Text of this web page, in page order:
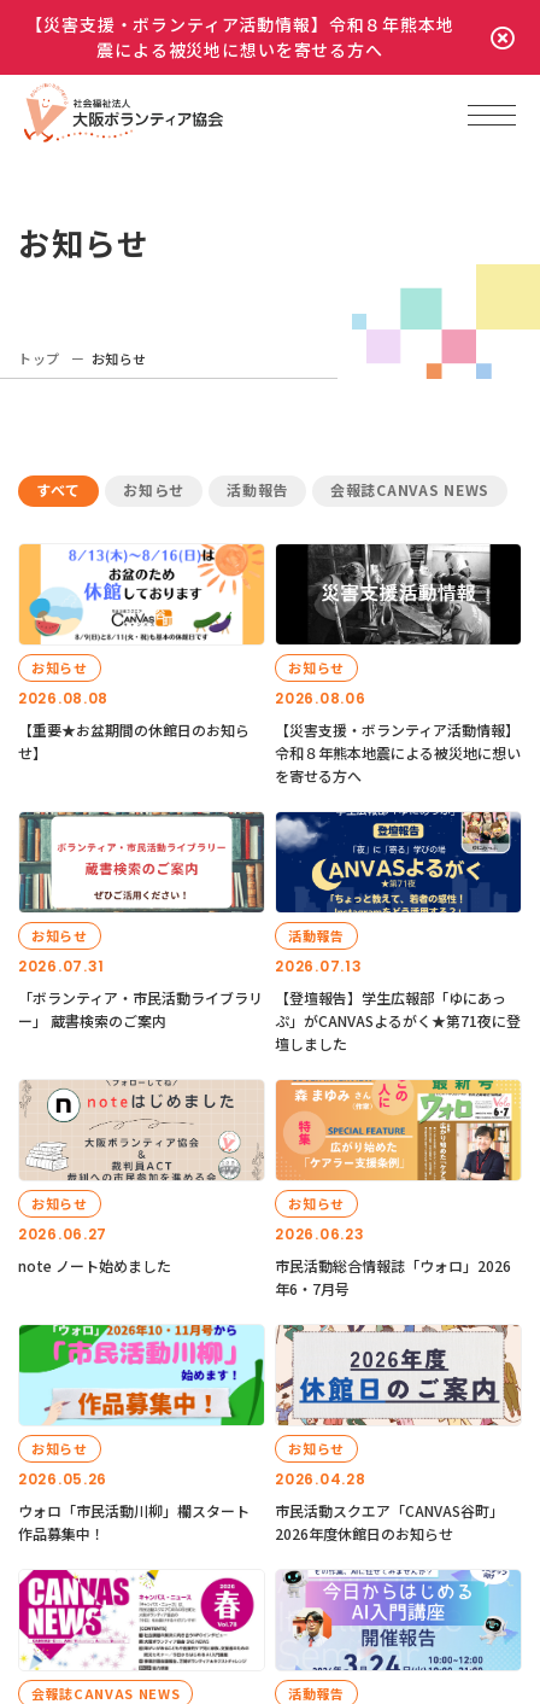
【災害支援・ボランティア活動情報】令和８年熊本地
震による被災地に想いを寄せる方へ
お知らせ
トップ お知らせ
すべて お知らせ 活動報告 会報誌CANVAS NEWS
2026.08.08
お知らせ
【重要★お盆期間の休館日のお知ら
せ】
2026.08.06
お知らせ
【災害支援・ボランティア活動情報】
令和８年熊本地震による被災地に想い
を寄せる方へ
2026.07.31
お知らせ
「ボランティア・市民活動ライブラリ
ー」 蔵書検索のご案内
2026.07.13
活動報告
【登壇報告】学生広報部「ゆにあっ
ぷ」がCANVASよるがく★第71夜に登
壇しました
2026.06.27
お知らせ
note ノート始めました
2026.06.23
お知らせ
市民活動総合情報誌「ウォロ」2026
年6・7月号
2026.05.26
お知らせ
ウォロ「市民活動川柳」欄スタート
作品募集中！
2026.04.28
お知らせ
市民活動スクエア「CANVAS谷町」
2026年度休館日のお知らせ
会報誌CANVAS NEWS 活動報告